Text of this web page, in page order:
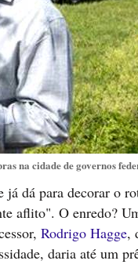
na cidade de governos
já dá para decorar o
aflito". O enredo?
Rodrigo Hagge,
daria até um